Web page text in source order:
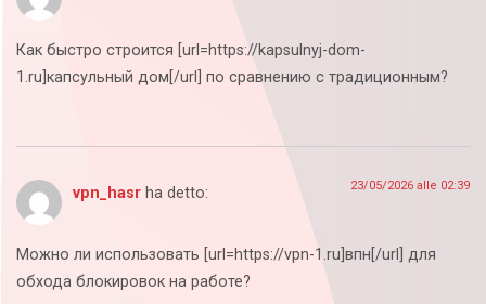
Как быстро строится [url=https://kapsulnyj-dom-
1.ru]капсульный дом[/url] по сравнению с традиционным?
vpn_hasr ha detto: 23/05/2026 alle 02:39
Можно ли использовать [url=https://vpn-1.ru]впн[/url] для
обхода блокировок на работе?